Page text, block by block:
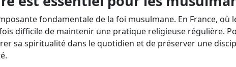
fondamentale de la foi musulmane. En France,
difficile de maintenir une pratique religieuse régulière.
sa spiritualité dans le quotidien et de préserver une